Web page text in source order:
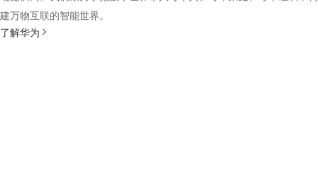
建万物互联的智能世界。
了解华为